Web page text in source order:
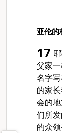
亚伦的
17
父家
名字
的家
会的地
们所
的众